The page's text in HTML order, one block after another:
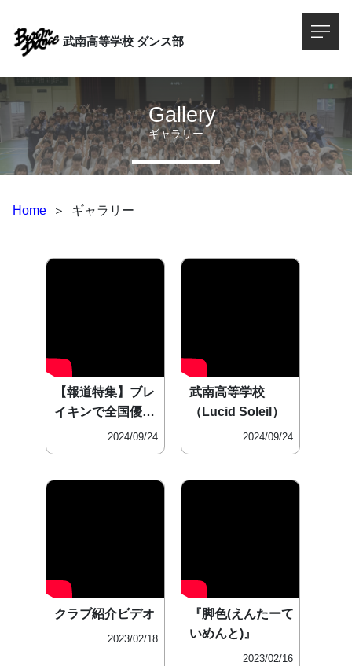
武南高等学校 ダンス部
ギャラリー
Gallery
Home ＞ ギャラリー
【報道特集】ブレ
イキンで全国優
勝！武南高2024/09/24
武南高等学校
（Lucid Soleil）
2024/09/24
クラブ紹介ビデオ
2023/02/18
『脚色(えんたーて
いめんと)』
2023/02/16